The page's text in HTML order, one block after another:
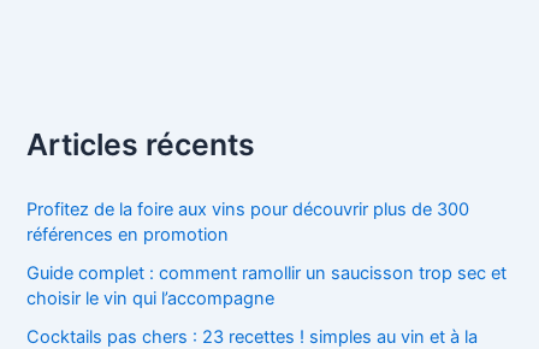
Articles récents
Profitez de la foire aux vins pour découvrir plus de 300
références en promotion
Guide complet : comment ramollir un saucisson trop sec et
choisir le vin qui l’accompagne
Cocktails pas chers : 23 recettes ! simples au vin et à la